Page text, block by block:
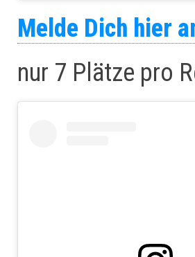
Melde Dich hier
nur 7 Plätze pro